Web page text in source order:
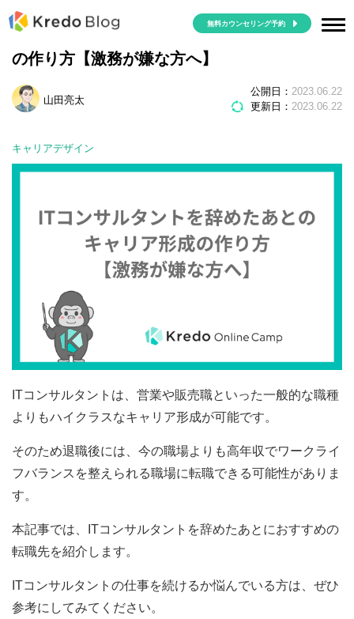
無料カウンセリング予約
ITコンサルタントを辞めたあとのキャリア形成
の作り方【激務が嫌な方へ】
山田亮太
公開日： 2023.06.22
更新日： 2023.06.22
キャリアデザイン
ITコンサルタントは、営業や販売職といった一般的な職種
よりもハイクラスなキャリア形成が可能です。
そのため退職後には、今の職場よりも高年収でワークライ
フバランスを整えられる職場に転職できる可能性がありま
す。
本記事では、ITコンサルタントを辞めたあとにおすすめの
転職先を紹介します。
ITコンサルタントの仕事を続けるか悩んでいる方は、ぜひ
参考にしてみてください。